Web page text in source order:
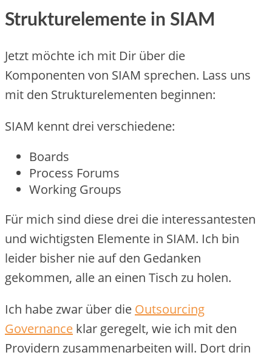
Strukturelemente in SIAM
Jetzt möchte ich mit Dir über die
Komponenten von SIAM sprechen. Lass uns
mit den Strukturelementen beginnen:
SIAM kennt drei verschiedene:
Boards
Process Forums
Working Groups
Für mich sind diese drei die interessantesten
und wichtigsten Elemente in SIAM. Ich bin
leider bisher nie auf den Gedanken
gekommen, alle an einen Tisch zu holen.
Ich habe zwar über die Outsourcing
Governance klar geregelt, wie ich mit den
Providern zusammenarbeiten will. Dort drin